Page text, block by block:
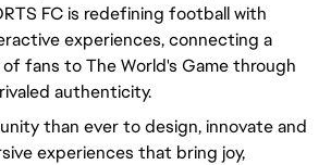
FC is redefining football with
experiences, connecting a
fans to The World's Game through
authenticity.
than ever to design, innovate and
experiences that bring joy,